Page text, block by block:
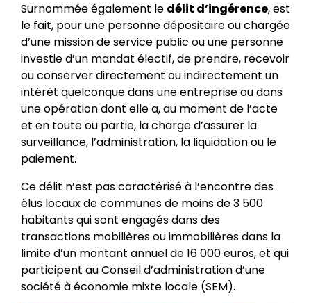
Surnommée également le délit d’ingérence,est
le fait, pour une personne dépositaire ou chargée
d’une mission de service public ou une personne
investie d’un mandat électif, de prendre, recevoir
ou conserver directement ou indirectement un
intérêt quelconque dans une entreprise ou dans
une opération dont elle a, au moment de l’acte
et en toute ou partie, la charge d’assurer la
surveillance, l’administration, la liquidation ou le
paiement.
Ce délit n’est pas caractérisé à l’encontre des
élus locaux de communes de moins de 3 500
habitants qui sont engagés dans des
transactions mobilières ou immobilières dans la
limite d’un montant annuel de 16 000 euros, et qui
participent au Conseil d’administration d’une
société à économie mixte locale (SEM).